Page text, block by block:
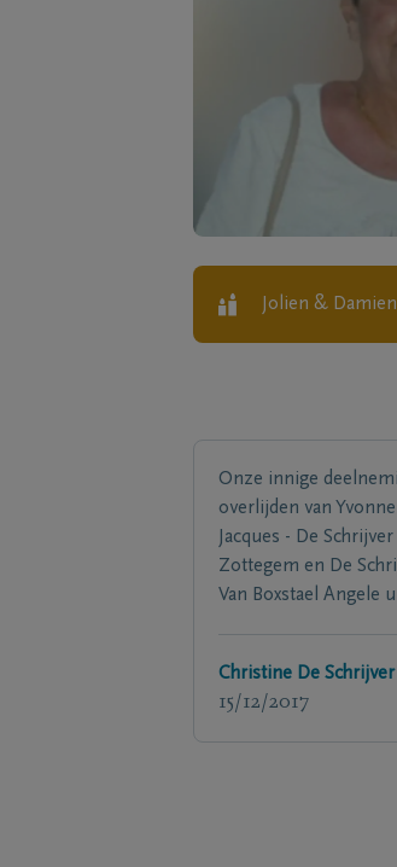
Jolien &
Onze innige
overlijden van
Jacques - De
Zottegem en De
Van Boxstael Angele
Christine De Schrijver
15/12/2017